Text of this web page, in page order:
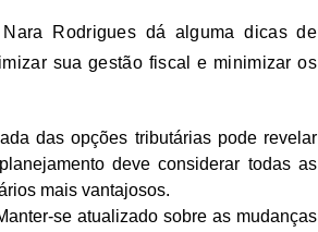
Rodrigues dá alguma dicas de
sua gestão fiscal e minimizar os
das opções tributárias pode revelar
deve considerar todas as
mais vantajosos.
se atualizado sobre as mudanças